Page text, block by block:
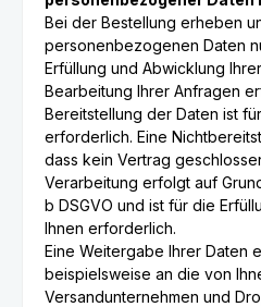
Bei der Bestellung erheben
personenbezogenen Daten
Erfüllung und Abwicklung
Bearbeitung Ihrer Anfragen
Bereitstellung der Daten ist
erforderlich. Eine
dass kein Vertrag
Verarbeitung erfolgt auf
b DSGVO und ist für die
Ihnen erforderlich.
Eine Weitergabe Ihrer Daten
beispielsweise an die von
Versandunternehmen und